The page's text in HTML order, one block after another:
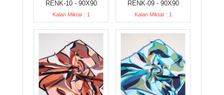
RENK-10 - 90X90
Kalan Miktar : 1
RENK-09 - 90X90
Kalan Miktar : 1